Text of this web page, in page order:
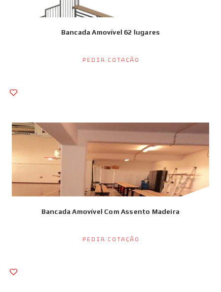
Bancada Amovível 62 lugares
Pedir Cotação
Bancada Amovível Com Assento Madeira
Pedir Cotação